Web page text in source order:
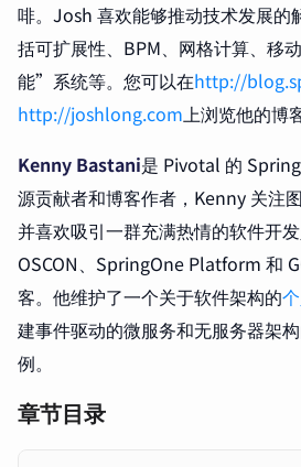
啡。Josh 喜欢能够推动技术发展的
括可扩展性、BPM、网格计算、移
能”系统等。您可以在http://
http://joshlong.com上浏览他的博客
Kenny Bastani是 Pivotal 的
源贡献者和博客作者，Kenny 关注
并喜欢吸引一群充满热情的软件开
OSCON、SpringOne Platform 和
客。他维护了一个关于软件架构的
建事件驱动的微服务和无服务器架
例。
章节目录